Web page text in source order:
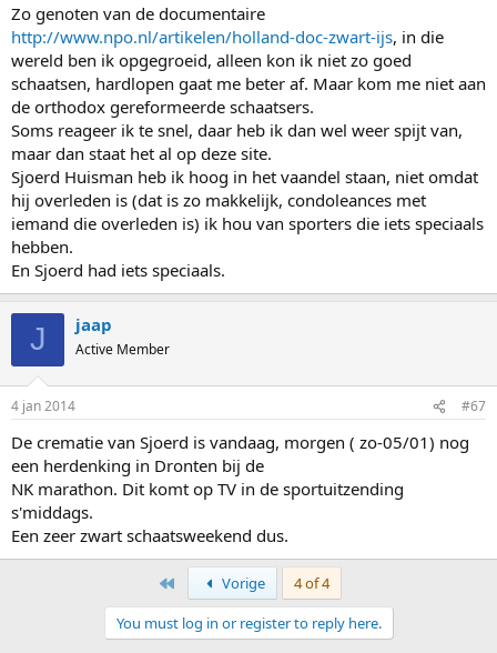
Zo genoten van de documentaire
http://www.npo.nl/artikelen/holland-doc-zwart-ijs, in die
wereld ben ik opgegroeid, alleen kon ik niet zo goed
schaatsen, hardlopen gaat me beter af. Maar kom me niet aan
de orthodox gereformeerde schaatsers.
Soms reageer ik te snel, daar heb ik dan wel weer spijt van,
maar dan staat het al op deze site.
Sjoerd Huisman heb ik hoog in het vaandel staan, niet omdat
hij overleden is (dat is zo makkelijk, condoleances met
iemand die overleden is) ik hou van sporters die iets speciaals
hebben.
En Sjoerd had iets speciaals.
J jaap
Active Member
4 jan 2014 #67
De crematie van Sjoerd is vandaag, morgen ( zo-05/01) nog
een herdenking in Dronten bij de
NK marathon. Dit komt op TV in de sportuitzending
s'middags.
Een zeer zwart schaatsweekend dus.
Vorige
4 of 4
You must log in or register to reply here.